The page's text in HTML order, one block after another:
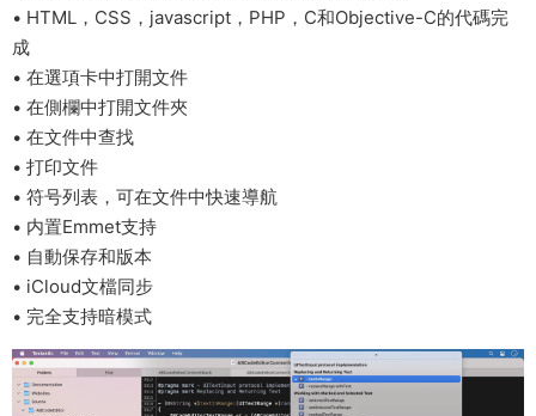
• HTML，CSS，javascript，PHP，C和Objective-C的代碼完
成
• 在選項卡中打開文件
• 在側欄中打開文件夾
• 在文件中查找
• 打印文件
• 符号列表，可在文件中快速導航
• 内置Emmet支持
• 自動保存和版本
• iCloud文檔同步
• 完全支持暗模式